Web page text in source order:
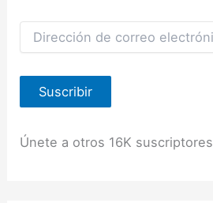
e
c
ó
Suscribir
Únete a otros 16K suscriptores